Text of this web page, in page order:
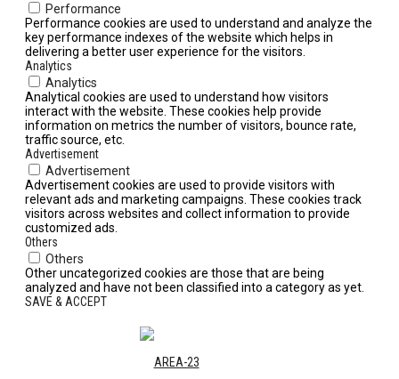
Performance
Performance cookies are used to understand and analyze the
key performance indexes of the website which helps in
delivering a better user experience for the visitors.
Analytics
Analytics
Analytical cookies are used to understand how visitors
interact with the website. These cookies help provide
information on metrics the number of visitors, bounce rate,
traffic source, etc.
Advertisement
Advertisement
Advertisement cookies are used to provide visitors with
relevant ads and marketing campaigns. These cookies track
visitors across websites and collect information to provide
customized ads.
Others
Others
Other uncategorized cookies are those that are being
analyzed and have not been classified into a category as yet.
SAVE & ACCEPT